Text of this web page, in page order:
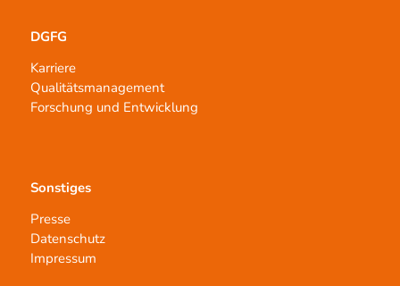
DGFG
Karriere
Qualitätsmanagement
Forschung und Entwicklung
Sonstiges
Presse
Datenschutz
Impressum